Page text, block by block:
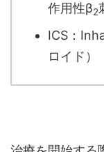
作用性β2
ICS：
ロイド）